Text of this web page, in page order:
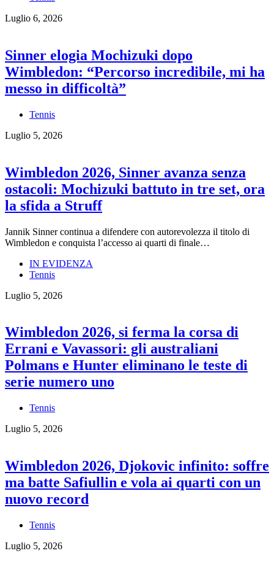
Luglio 6, 2026
Sinner elogia Mochizuki dopo
Wimbledon: “Percorso incredibile, mi ha
messo in difficoltà”
Tennis
Luglio 5, 2026
Wimbledon 2026, Sinner avanza senza
ostacoli: Mochizuki battuto in tre set, ora
la sfida a Struff
Jannik Sinner continua a difendere con autorevolezza il titolo di
Wimbledon e conquista l’accesso ai quarti di finale…
IN EVIDENZA
Tennis
Luglio 5, 2026
Wimbledon 2026, si ferma la corsa di
Errani e Vavassori: gli australiani
Polmans e Hunter eliminano le teste di
serie numero uno
Tennis
Luglio 5, 2026
Wimbledon 2026, Djokovic infinito: soffre
ma batte Safiullin e vola ai quarti con un
nuovo record
Tennis
Luglio 5, 2026